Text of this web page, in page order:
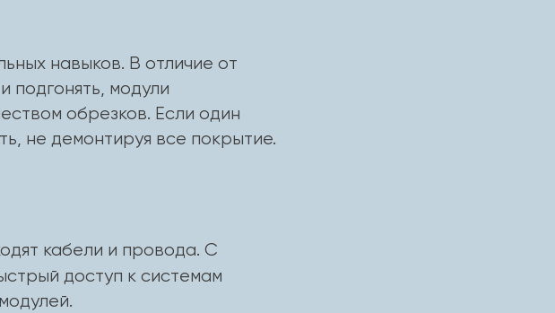
навыков. В отличие от
подгонять, модули
обрезков. Если один
не демонтируя все покрытие.
кабели и провода. С
доступ к системам